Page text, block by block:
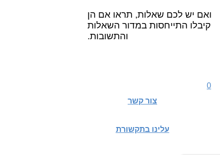
ואם יש לכם שאלות, תראו אם הן
קיבלו התייחסות במדור השאלות
והתשובות.
0
צור קשר
עלינו בתקשורת